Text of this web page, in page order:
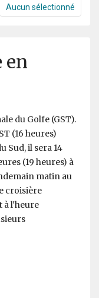
Aucun sélectionné
en
du Golfe (GST).
(16 heures)
Sud, il sera 14
(19 heures) à
matin au
croisière
à l'heure